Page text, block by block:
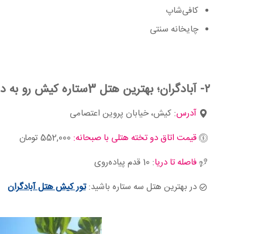
کافی‌شاپ
چایخانه سنتی
۲- آبادگران؛ بهترین هتل 3ستاره کیش رو به دریا کیش
آدرس: کیش، خیابان پروین اعتصامی
قیمت اتاق دو تخته هتلی با صبحانه:
فاصله تا دریا: 10 قدم پیاده‌روی
در بهترین هتل سه ستاره باشید: تور کیش هتل آبادگران